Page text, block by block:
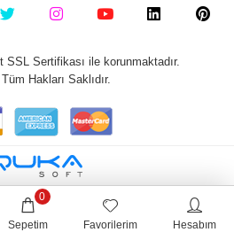
SSL Sertifikası ile korunmaktadır.
Hakları Saklıdır.
Sepetim
0
Favorilerim Hesabım